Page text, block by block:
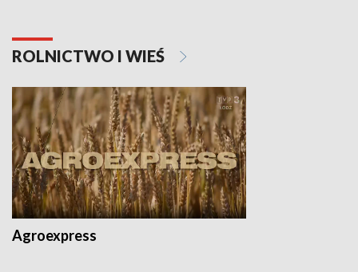
ROLNICTWO I WIEŚ
Agroexpress